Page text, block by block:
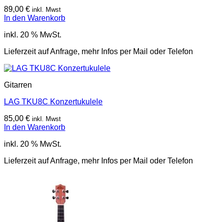
89,00 € inkl. Mwst
In den Warenkorb
inkl. 20 % MwSt.
Lieferzeit auf Anfrage, mehr Infos per Mail oder Telefon
Gitarren
LAG TKU8C Konzertukulele
85,00 € inkl. Mwst
In den Warenkorb
inkl. 20 % MwSt.
Lieferzeit auf Anfrage, mehr Infos per Mail oder Telefon